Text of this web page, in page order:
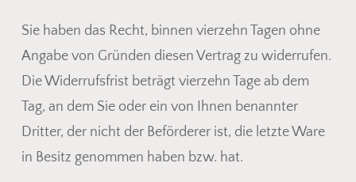
Sie haben das Recht, binnen vierzehn Tagen ohne
Angabe von Gründen diesen Vertrag zu widerrufen.
Die Widerrufsfrist beträgt vierzehn Tage ab dem
Tag, an dem Sie oder ein von Ihnen benannter
Dritter, der nicht der Beförderer ist, die letzte Ware
in Besitz genommen haben bzw. hat.